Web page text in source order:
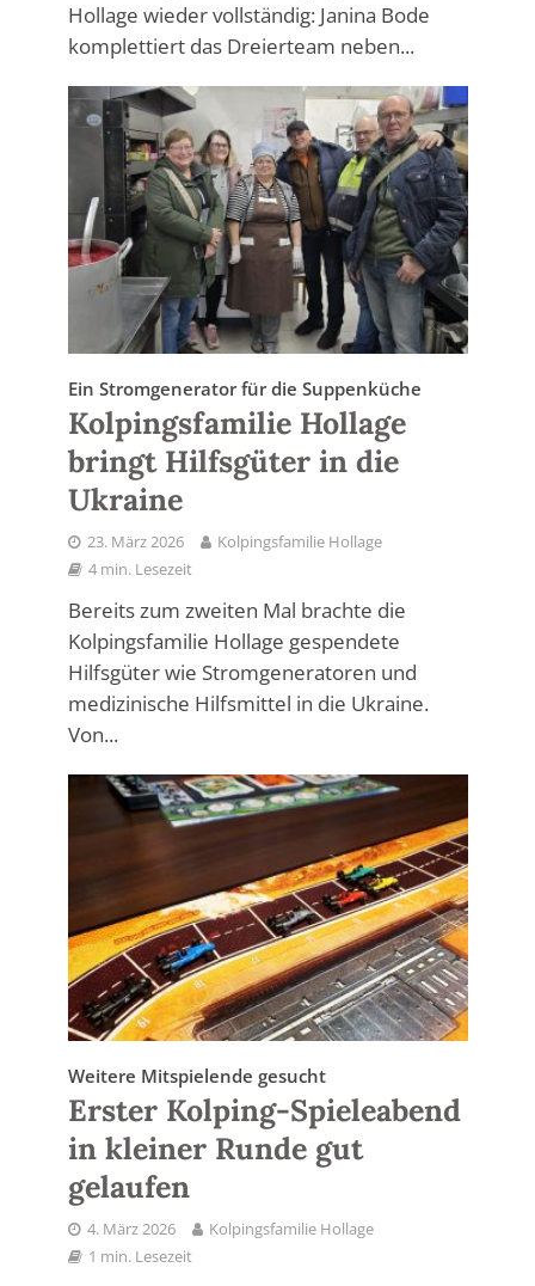
Hollage wieder vollständig: Janina Bode
komplettiert das Dreierteam neben...
Ein Stromgenerator für die Suppenküche
Kolpingsfamilie Hollage
bringt Hilfsgüter in die
Ukraine
23. März 2026
Kolpingsfamilie Hollage
4 min. Lesezeit
Bereits zum zweiten Mal brachte die
Kolpingsfamilie Hollage gespendete
Hilfsgüter wie Stromgeneratoren und
medizinische Hilfsmittel in die Ukraine.
Von...
Weitere Mitspielende gesucht
Erster Kolping-Spieleabend
in kleiner Runde gut
gelaufen
4. März 2026
Kolpingsfamilie Hollage
1 min. Lesezeit